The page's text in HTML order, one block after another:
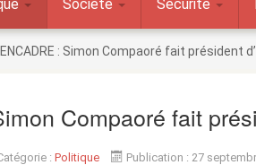
Société Sécurité
ENCADRE : Simon Compaoré fait président
Compaoré fait
: Politique Publication : 27